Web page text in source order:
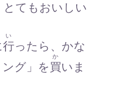
てもおいしい
行
い
ったら、かな
グ」を買
か
いま